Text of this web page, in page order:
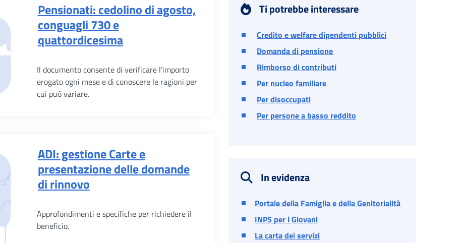
Pensionati: cedolino di agosto,
conguagli 730 e
quattordicesima
Il documento consente di verificare l’importo
erogato ogni mese e di conoscere le ragioni per
cui può variare.
ADI: gestione Carte e
presentazione delle domande
di rinnovo
Approfondimenti e specifiche per richiedere il
beneficio.
Ti potrebbe interessare
Credito e welfare dipendenti pubblici
Domanda di pensione
Rimborso di contributi
Per nucleo familiare
Per disoccupati
Per persone a basso reddito
In evidenza
Portale della Famiglia e della Genitorialità
INPS per i Giovani
La carta dei servizi